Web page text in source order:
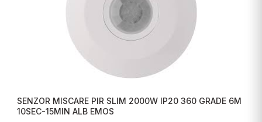
SENZOR MISCARE PIR SLIM 2000W IP20 360 GRADE 6M
10SEC-15MIN ALB EMOS